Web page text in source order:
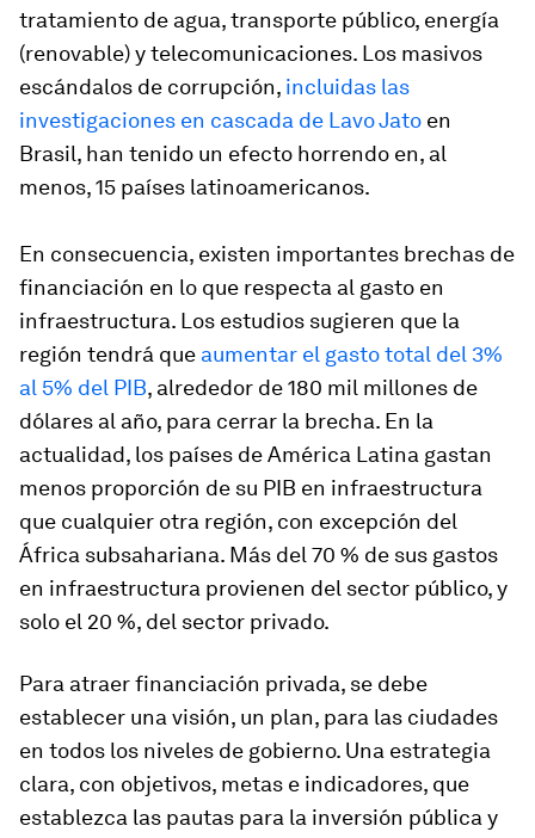
tratamiento de agua, transporte público, energía
(renovable) y telecomunicaciones. Los masivos
escándalos de corrupción, incluidas las
investigaciones en cascada de Lavo Jato en
Brasil, han tenido un efecto horrendo en, al
menos, 15 países latinoamericanos.
En consecuencia, existen importantes brechas de
financiación en lo que respecta al gasto en
infraestructura. Los estudios sugieren que la
región tendrá que aumentar el gasto total del 3%
al 5% del PIB, alrededor de 180 mil millones de
dólares al año, para cerrar la brecha. En la
actualidad, los países de América Latina gastan
menos proporción de su PIB en infraestructura
que cualquier otra región, con excepción del
África subsahariana. Más del 70 % de sus gastos
en infraestructura provienen del sector público, y
solo el 20 %, del sector privado.
Para atraer financiación privada, se debe
establecer una visión, un plan, para las ciudades
en todos los niveles de gobierno. Una estrategia
clara, con objetivos, metas e indicadores, que
establezca las pautas para la inversión pública y